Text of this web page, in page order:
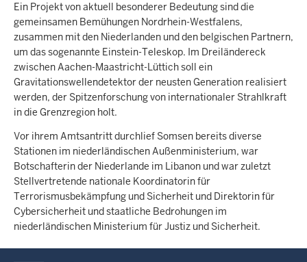
Ein Projekt von aktuell besonderer Bedeutung sind die
gemeinsamen Bemühungen Nordrhein-Westfalens,
zusammen mit den Niederlanden und den belgischen Partnern,
um das sogenannte Einstein-Teleskop. Im Dreiländereck
zwischen Aachen-Maastricht-Lüttich soll ein
Gravitationswellendetektor der neusten Generation realisiert
werden, der Spitzenforschung von internationaler Strahlkraft
in die Grenzregion holt.
Vor ihrem Amtsantritt durchlief Somsen bereits diverse
Stationen im niederländischen Außenministerium, war
Botschafterin der Niederlande im Libanon und war zuletzt
Stellvertretende nationale Koordinatorin für
Terrorismusbekämpfung und Sicherheit und Direktorin für
Cybersicherheit und staatliche Bedrohungen im
niederländischen Ministerium für Justiz und Sicherheit.